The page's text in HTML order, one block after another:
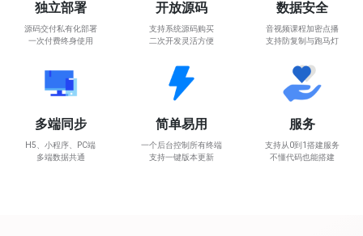
独立部署
源码交付私有化部署
一次付费终身使用
开放源码
支持系统源码购买
二次开发灵活方便
数据安全
音视频课程加密点播
支持防复制与跑马灯
多端同步
H5、小程序、PC端
多端数据共通
简单易用
一个后台控制所有终端
支持一键版本更新
服务
支持从0到1搭建服务
不懂代码也能搭建